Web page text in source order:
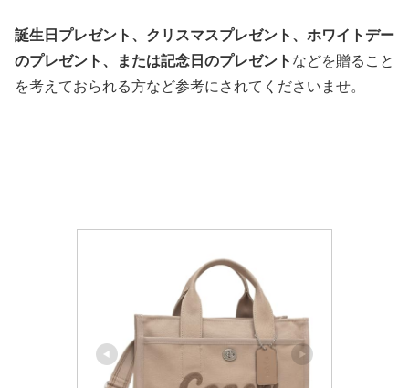
誕生日プレゼント、クリスマスプレゼント、ホワイトデー
のプレゼント、または記念日のプレゼント などを贈ること
を考えておられる方など参考にされてくださいませ。